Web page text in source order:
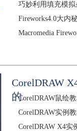
巧妙利用填充模
Fireworks4.0大
Macromedia
CorelDRAW
的CorelDRAW鼠绘
CorelDRAW实例
CorelDRAW X4实